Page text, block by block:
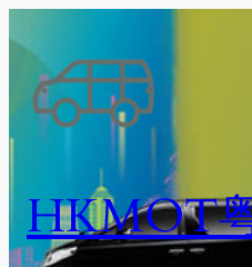
至
HKMOT